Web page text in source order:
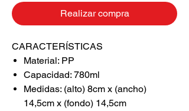
Realizar compra
CARACTERÍSTICAS
Material: PP
Capacidad: 780ml
Medidas: (alto) 8cm x (ancho)
14,5cm x (fondo) 14,5cm